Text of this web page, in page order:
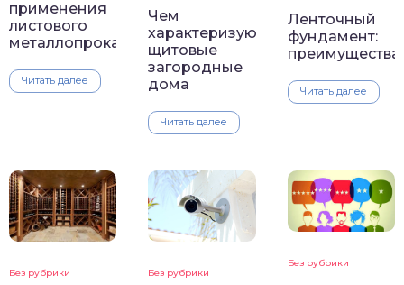
применения
листового
металлопроката
Читать далее
Чем
характеризуются
щитовые
загородные
дома
Читать далее
Ленточный
фундамент:
преимущества
Читать далее
Без рубрики Без рубрики
Без рубрики